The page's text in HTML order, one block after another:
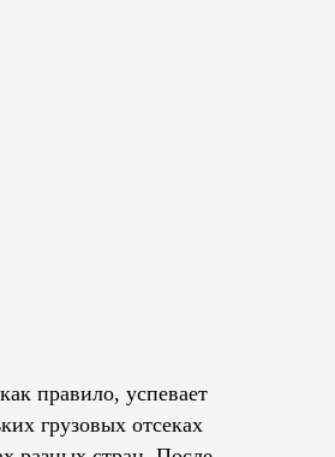
правило, успевает
грузовых отсеках